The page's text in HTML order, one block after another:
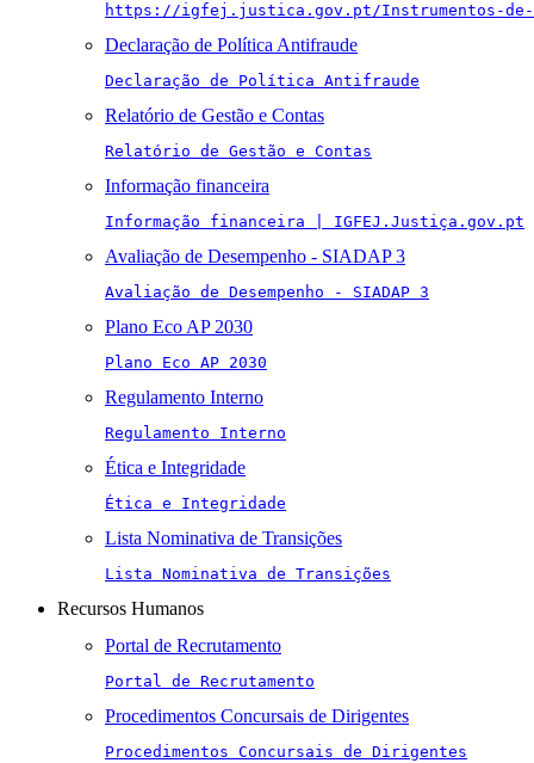
https://igfej.justica.gov.pt/Instrumentos-de-
Declaração de Política Antifraude
Declaração de Política Antifraude
Relatório de Gestão e Contas
Relatório de Gestão e Contas
Informação financeira
Informação financeira | IGFEJ.Justiça.gov.pt
Avaliação de Desempenho - SIADAP 3
Avaliação de Desempenho - SIADAP 3
Plano Eco AP 2030
Plano Eco AP 2030
Regulamento Interno
Regulamento Interno
Ética e Integridade
Ética e Integridade
Lista Nominativa de Transições
Lista Nominativa de Transições
Recursos Humanos
Portal de Recrutamento
Portal de Recrutamento
Procedimentos Concursais de Dirigentes
Procedimentos Concursais de Dirigentes